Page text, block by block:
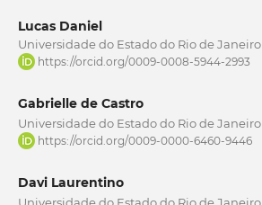
Lucas Daniel
Universidade do Estado do Rio de Janeiro
https://orcid.org/0009-0008-5944-2993
Gabrielle de Castro
Universidade do Estado do Rio de Janeiro
https://orcid.org/0009-0000-6460-9446
Davi Laurentino
Universidade do Estado do Rio de Janeiro